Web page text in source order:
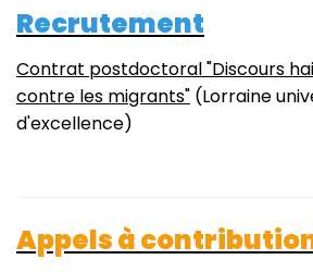
Recrutement
Contrat postdoctoral "Discours
contre les migrants" (Lorraine
d'excellence)
Appels à